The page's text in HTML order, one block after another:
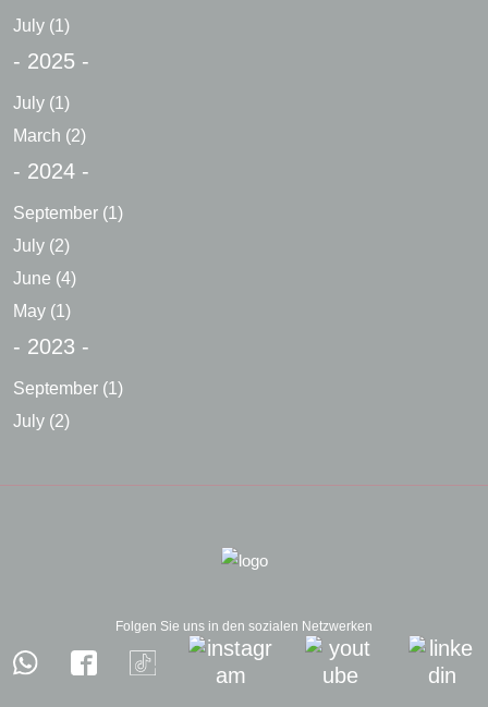
July (1)
- 2025 -
July (1)
March (2)
- 2024 -
September (1)
July (2)
June (4)
May (1)
- 2023 -
September (1)
July (2)
Folgen Sie uns in den sozialen Netzwerken